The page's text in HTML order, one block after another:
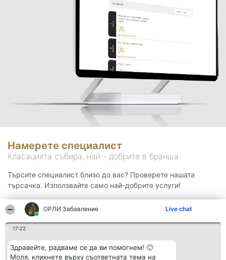
ОРЛИ Забавление Live chat
17:22
Здравейте, радваме се да ви помогнем! 🙂
Моля, кликнете върху съответната тема на
Намерете специалист
Класацията събира, най - добрите в бранша.
Търсите специалист близо до вас? Проверете нашата
търсачка. Използвайте само най-добрите услуги!